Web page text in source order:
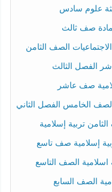
علوم سادس
صف ثالث
الصف الثامن
الفصل الثالث
صف عاشر
الخامس الفصل الثاني
تربية إسلامية
إسلامية صف تاسع
الصف السابع